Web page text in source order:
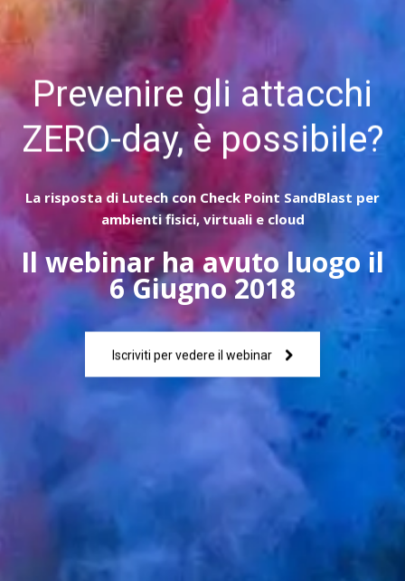
Prevenire gli attacchi
ZERO-day, è possibile?
La risposta di Lutech con Check Point SandBlast per
ambienti fisici, virtuali e cloud
Il webinar ha avuto luogo il
6 Giugno 2018
Iscriviti per vedere il webinar